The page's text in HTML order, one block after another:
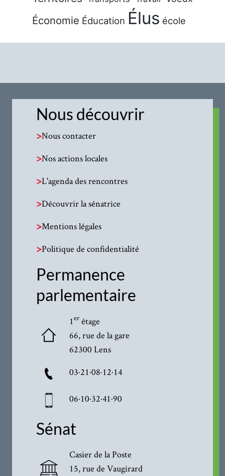
Économie Éducation Élus école
Nous découvrir
>Nous contacter
>Nos actions locales
>L'agenda des rencontres
>Découvrir la sénatrice
>Mentions légales
>Politique de confidentialité
Permanence
parlementaire
1erétage
66, rue de la gare
62300 Lens
03·21·08·12·14
06·10·32·41·90
Sénat
Casier de la Poste
15, rue de Vaugirard